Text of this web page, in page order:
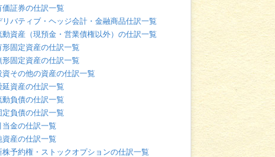
価証券の仕訳一覧
リバティブ・ヘッジ会計・金融商品仕訳一覧
動資産（現預金・営業債権以外）の仕訳一覧
形固定資産の仕訳一覧
形固定資産の仕訳一覧
資その他の資産の仕訳一覧
延資産の仕訳一覧
動負債の仕訳一覧
定負債の仕訳一覧
当金の仕訳一覧
資産の仕訳一覧
株予約権・ストックオプションの仕訳一覧